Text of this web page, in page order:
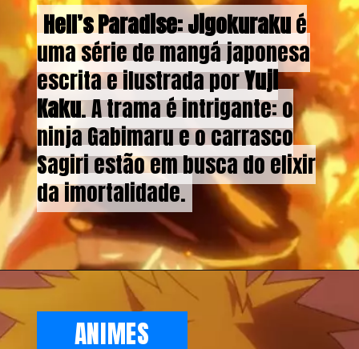
Hell’s Paradise: Jigokurakué
uma série de mangá japonesa
escrita e ilustrada porYuji
Kaku. A trama é intrigante: o
ninja Gabimaru e o carrasco
Sagiri estão em busca do elixir
da imortalidade.
Hell’s Paradise: Jigokurakué
uma série de mangá japonesa
escrita e ilustrada porYuji
Kaku. A trama é intrigante: o
ninja Gabimaru e o carrasco
Sagiri estão em busca do elixir
da imortalidade.
ANIMES